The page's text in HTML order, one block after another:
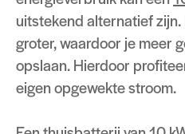
uitstekend alternatief
groter, waardoor je meer
opslaan. Hierdoor
eigen opgewekte stroom.